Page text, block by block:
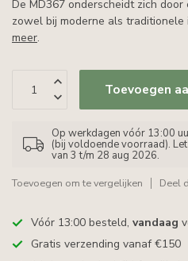
De MD367 onderscheidt zich
zowel bij moderne als
meer.
Toevoegen
Op werkdagen vóór 13:00
(bij voldoende voorraad).
van 3 t/m 28 aug 2026.
Toevoegen om te vergelijken Deel
Vóór 13:00 besteld, vandaag
Gratis verzending vanaf €150